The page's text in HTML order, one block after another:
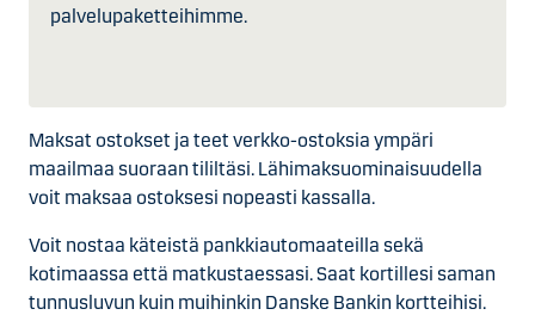
palvelu­paketteihimme.
Maksat ostokset ja teet verkko-ostoksia ympäri
maailmaa suoraan tililtäsi. Lähimaksuominaisuudella
voit maksaa ostoksesi nopeasti kassalla.
Voit nostaa käteistä pankkiautomaateilla sekä
kotimaassa että matkustaessasi. Saat kortillesi saman
tunnusluvun kuin muihinkin Danske Bankin kortteihisi.